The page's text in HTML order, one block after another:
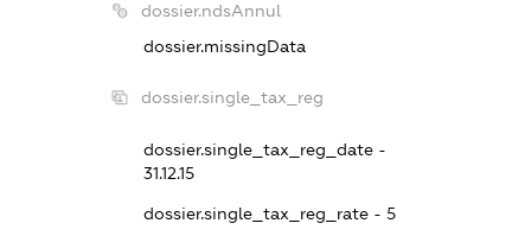
dossier.ndsAnnul
dossier.missingData
dossier.single_tax_reg
dossier.single_tax_reg_date -
31.12.15
dossier.single_tax_reg_rate - 5